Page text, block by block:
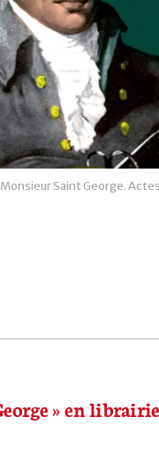
Saint George.
» en librairie